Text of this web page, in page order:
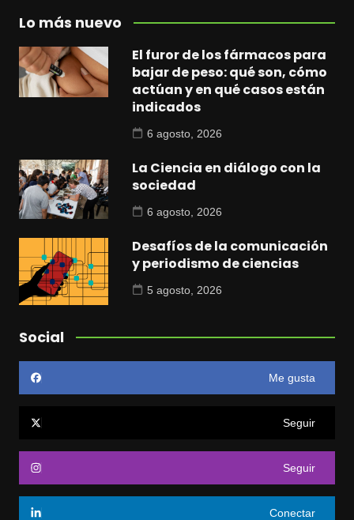
Lo más nuevo
El furor de los fármacos para
bajar de peso: qué son, cómo
actúan y en qué casos están
indicados
6 agosto, 2026
La Ciencia en diálogo con la
sociedad
6 agosto, 2026
Desafíos de la comunicación
y periodismo de ciencias
5 agosto, 2026
Social
Me gusta
Seguir
Seguir
Conectar